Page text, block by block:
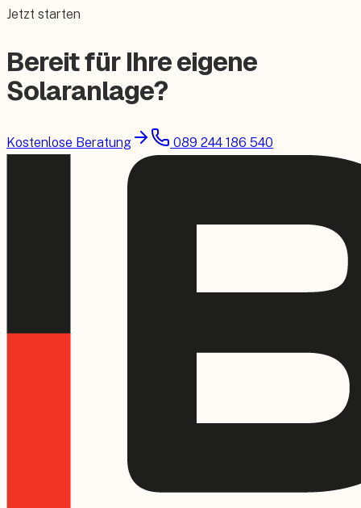
Jetzt starten
Bereit für Ihre eigene
Solaranlage?
Kostenlose Beratung 089 244 186 540